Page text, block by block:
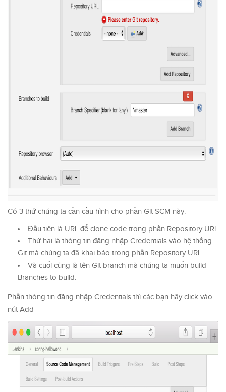
Có 3 thứ chúng ta cần cầu hình cho phần Git SCM này:
Đầu tiên là URL để clone code trong phần Repository URL
Thứ hai là thông tin đăng nhập Credentials vào hệ thống
Git mà chúng ta đã khai báo trong phần Repository URL
Và cuối cùng là tên Git branch mà chúng ta muốn build
Branches to build.
Phần thông tin đăng nhập Credentials thì các bạn hãy click vào
nút Add